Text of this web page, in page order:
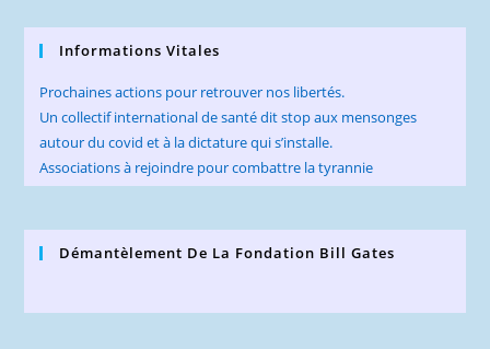
Informations Vitales
Prochaines actions pour retrouver nos libertés.
Un collectif international de santé dit stop aux mensonges
autour du covid et à la dictature qui s’installe.
Associations à rejoindre pour combattre la tyrannie
Démantèlement De La Fondation Bill Gates